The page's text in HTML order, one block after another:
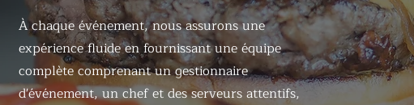
À chaque événement, nous assurons une
expérience fluide en fournissant une équipe
complète comprenant un gestionnaire
d'événement, un chef et des serveurs attentifs,